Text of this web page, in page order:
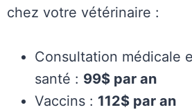
chez votre vétérinaire :
Consultation médicale
santé : 99$ par an
Vaccins : 112$ par an